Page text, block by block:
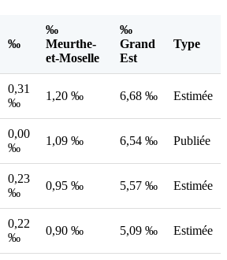
‰
‰
Meurthe-
et-Moselle
‰
Grand
Est
Type
0,31
‰
1,20 ‰ 6,68 ‰ Estimée
0,00
‰
1,09 ‰ 6,54 ‰ Publiée
0,23
‰
0,95 ‰ 5,57 ‰ Estimée
0,22
‰
0,90 ‰ 5,09 ‰ Estimée